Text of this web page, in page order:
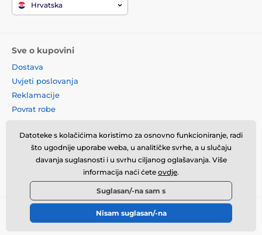
Hrvatska
Sve o kupovini
Dostava
Uvjeti poslovanja
Reklamacije
Povrat robe
Načela o korištenju kolačića
Kontaktne informacije
Informacije o obradi osobnih
© 2026 momanio.hr ⦁ E-trgovinu izradila
Datoteke s kolačićima koristimo za osnovno funkcioniranje, radi
što ugodnije uporabe weba, u analitičke svrhe, a u slučaju
davanja suglasnosti i u svrhu ciljanog oglašavanja. Više
informacija naći ćete ovdje.
Suglasan/-na sam s
Nisam suglasan/-na